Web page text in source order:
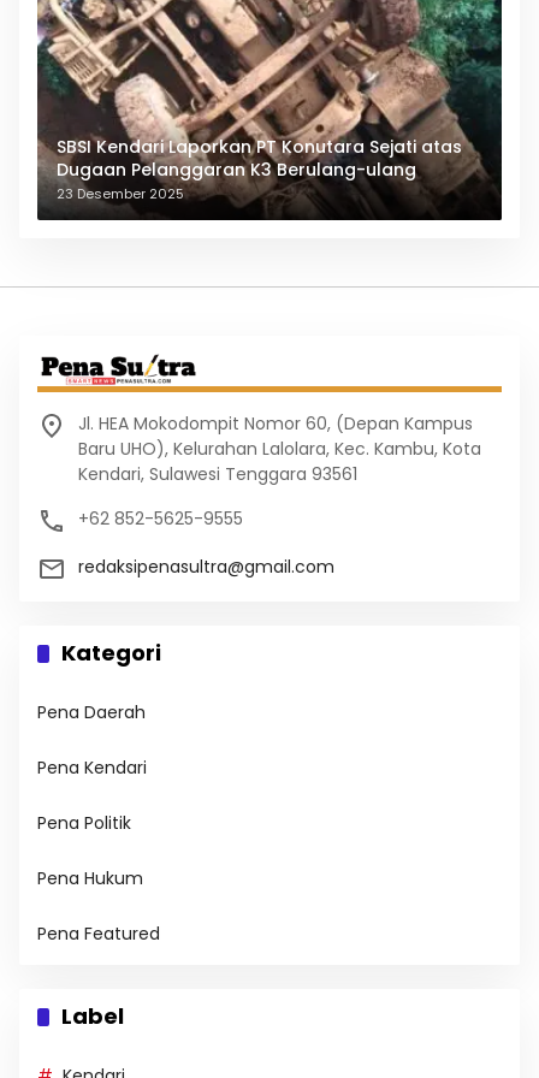
SBSI Kendari Laporkan PT Konutara Sejati atas
Dugaan Pelanggaran K3 Berulang-ulang
23 Desember 2025
Jl. HEA Mokodompit Nomor 60, (Depan Kampus
Baru UHO), Kelurahan Lalolara, Kec. Kambu, Kota
Kendari, Sulawesi Tenggara 93561
+62 852-5625-9555
redaksipenasultra@gmail.com
Kategori
Pena Daerah
Pena Kendari
Pena Politik
Pena Hukum
Pena Featured
Label